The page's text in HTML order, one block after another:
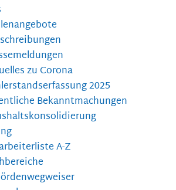
zu Corona
2025
Bekanntmachungen
A-Z